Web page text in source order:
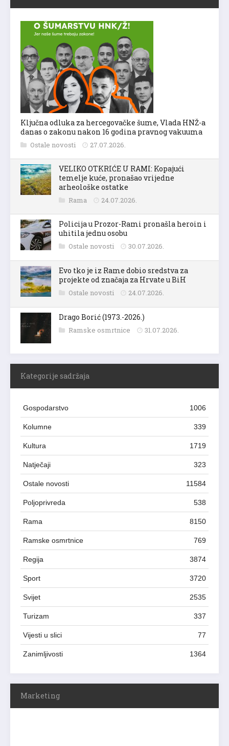
Ključna odluka za hercegovačke šume, Vlada HNŽ-a
danas o zakonu nakon 16 godina pravnog vakuuma
Ostale novosti 27.07.2026.
VELIKO OTKRIĆE U RAMI: Kopajući
temelje kuće, pronašao vrijedne
arheološke ostatke
Rama 24.07.2026.
Policija u Prozor-Rami pronašla heroin i
uhitila jednu osobu
Ostale novosti 30.07.2026.
Evo tko je iz Rame dobio sredstva za
projekte od značaja za Hrvate u BiH
Ostale novosti 24.07.2026.
Drago Borić (1973.-2026.)
Ramske osmrtnice 31.07.2026.
Kategorije sadržaja
Gospodarstvo 1006
Kolumne 339
Kultura 1719
Natječaji 323
Ostale novosti 11584
Poljoprivreda 538
Rama 8150
Ramske osmrtnice 769
Regija 3874
Sport 3720
Svijet 2535
Turizam 337
Vijesti u slici 77
Zanimljivosti 1364
Marketing